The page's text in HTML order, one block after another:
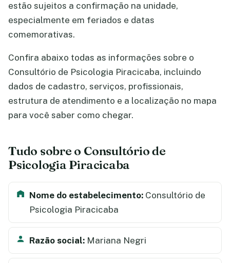
estão sujeitos a confirmação na unidade,
especialmente em feriados e datas
comemorativas.
Confira abaixo todas as informações sobre o
Consultório de Psicologia Piracicaba, incluindo
dados de cadastro, serviços, profissionais,
estrutura de atendimento e a localização no mapa
para você saber como chegar.
Tudo sobre o Consultório de
Psicologia Piracicaba
Nome do estabelecimento: Consultório de
Psicologia Piracicaba
Razão social: Mariana Negri